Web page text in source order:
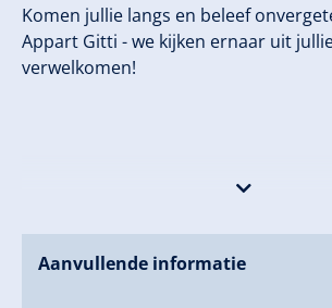
Komen jullie langs en beleef
Appart Gitti - we kijken ernaar uit
verwelkomen!
Aanvullende informatie